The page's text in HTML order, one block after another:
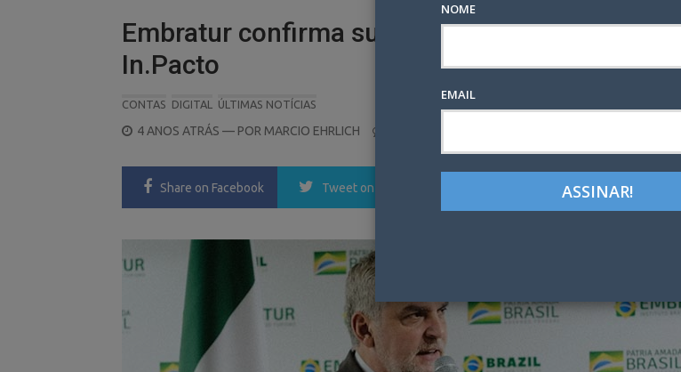
Embratur confirma sua conta digital na agência
In.Pacto
CONTAS DIGITAL ÚLTIMAS NOTÍCIAS
POSTED
4 ANOS ATRÁS — POR MARCIO EHRLICH
Share on Facebook Tweet on Twitter LinkedIn Pinterest
NOME
EMAIL